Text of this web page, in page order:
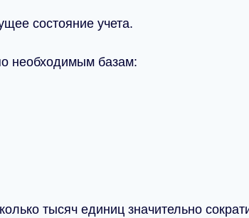
состояние учета.
необходимым базам:
тысяч единиц значительно